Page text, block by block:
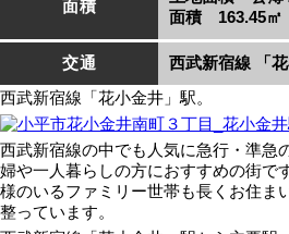
面積
面積 163.45㎡
交通
西武新宿線 「
西武新宿線「花小金井」駅。
西武新宿線の中でも人気に急行・準急
婦や一人暮らしの方におすすめの街で
様のいるファミリー世帯も長くお住ま
整っています。